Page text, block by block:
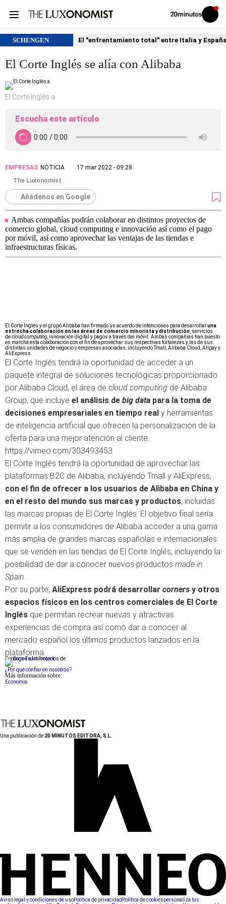
Volver
Iniciar
sesión
SCHENGEN El "enfrentamiento total" entre Italia y
El Corte Inglés se alía con Alibaba
El Corte Inglés a
Escucha este artículo
EMPRESAS NOTICIA
17 mar 2022 - 09:28
The Luxonomist
Añádenos en Google
Ambas compañías podrán colaborar en distintos proyectos de
comercio global, cloud computing e innovación así como el pago
por móvil, así como aprovechar las ventajas de las tiendas e
infraestructuras físicas.
El Corte Inglés y el grupo Alibaba han firmado un acuerdo de intenciones para desarrollaruna
estrecha colaboración en las áreas de comercio minorista y distribución , servicios
decloud computing, innovación digital y pagos a través del móvil. Ambas compañías han puesto
en marcha esta colaboración con el fin de aprovechar sus respectivas fortalezas y las de sus
distintas unidades de negocio y empresas asociadas, incluyendo Tmall, Alibaba Cloud, Alipay y
AliExpress.
El Corte Inglés tendrá la oportunidad de acceder a un
paquete integral de soluciones tecnológicas proporcionado
por Alibaba Cloud, el área de cloud computing de Alibaba
Group, que incluye el análisis de big data para la toma de
decisiones empresariales en tiempo real y herramientas
de inteligencia artificial que ofrecen la personalización de la
oferta para una mejor atención al cliente.
https://vimeo.com/303493453
El Corte Inglés tendrá la oportunidad de aprovechar las
plataformas B2C de Alibaba, incluyendo Tmall y AliExpress,
con el fin de ofrecer a los usuarios de Alibaba en China y
en el resto del mundo sus marcas y productos, incluidas
las marcas propias de El Corte Inglés. El objetivo final sería
permitir a los consumidores de Alibaba acceder a una gama
más amplia de grandes marcas españolas e internacionales
que se venden en las tiendas de El Corte Inglés, incluyendo la
posibilidad de dar a conocer nuevos productos made in
Spain.
Por su parte, AliExpress podrá desarrollar corners y otros
espacios físicos en los centros comerciales de El Corte
Inglés que permitan recrear nuevas y atractivas
experiencias de compra así como dar a conocer al
mercado español los últimos productos lanzados en la
plataforma.
Conforme a los criterios de
¿Por qué confiar en nosotros?
Más información sobre:
Economia
Una publicación de:20 MINUTOS EDITORA, S.L.
Aviso legal y condiciones de usoPolítica de privacidad Política de cookiespersonaliza tus